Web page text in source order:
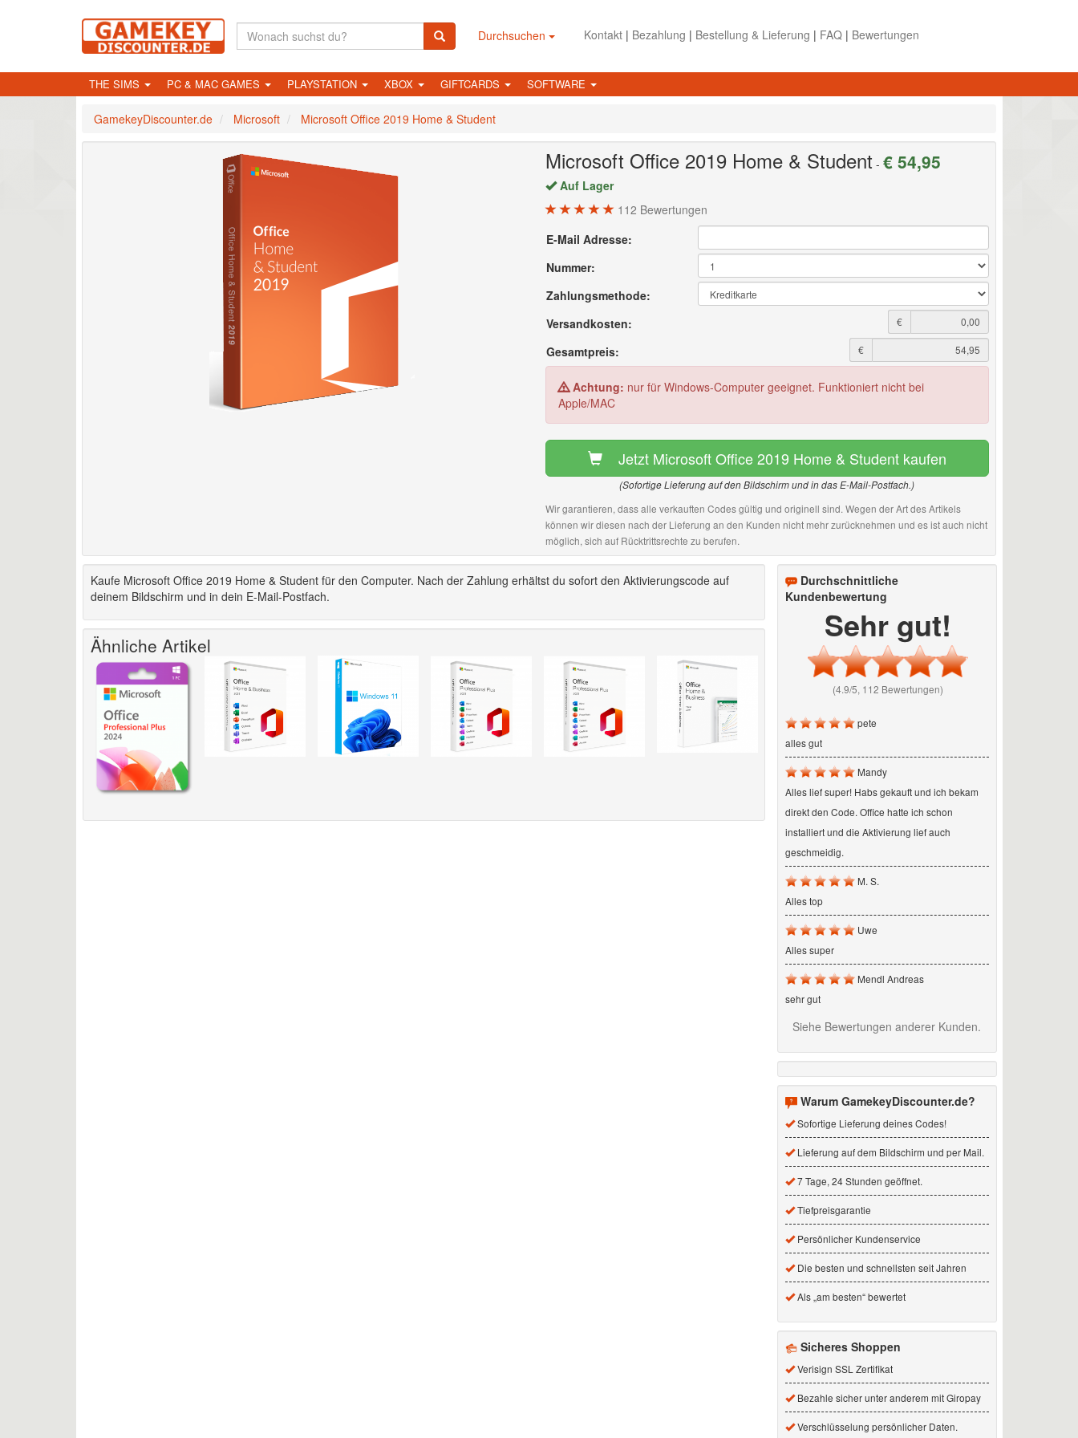
Durchsuchen Kontakt| Bezahlung | Bestellung & Lieferung | FAQ| Bewertungen
THE SIMS PC & MAC GAMES PLAYSTATION XBOX GIFTCARDS SOFTWARE
GamekeyDiscounter.de Microsoft Microsoft Office 2019 Home & Student
Microsoft Office 2019 Home & Student - € 54,95
Auf Lager
112 Bewertungen
E-Mail Adresse:
Nummer:
Zahlungsmethode:
Versandkosten:
€
Gesamtpreis: €
Achtung: nur für Windows-Computer geeignet. Funktioniert nicht bei
Apple/MAC
Jetzt Microsoft Office 2019 Home & Student kaufen
(Sofortige Lieferung auf den Bildschirm und in das E-Mail-Postfach.)
Wir garantieren, dass alle verkauften Codes gültig und originell sind. Wegen der Art des Artikels
können wir diesen nach der Lieferung an den Kunden nicht mehr zurücknehmen und es ist auch nicht
möglich, sich auf Rücktrittsrechte zu berufen.
Kaufe Microsoft Office 2019 Home & Student für den Computer. Nach der Zahlung erhältst du sofort den Aktivierungscode auf
deinem Bildschirm und in dein E-Mail-Postfach.
Ähnliche Artikel
Durchschnittliche
Kundenbewertung
Sehr gut!
(4.9/5, 112 Bewertungen)
pete
alles gut
Mandy
Alles lief super! Habs gekauft und ich bekam
direkt den Code. Office hatte ich schon
installiert und die Aktivierung lief auch
geschmeidig.
M. S.
Alles top
Uwe
Alles super
Mendl Andreas
sehr gut
Siehe Bewertungen anderer Kunden.
Warum GamekeyDiscounter.de?
Sofortige Lieferung deines Codes!
Lieferung auf dem Bildschirm und per Mail.
7 Tage, 24 Stunden geöffnet.
Tiefpreisgarantie
Persönlicher Kundenservice
Die besten und schnellsten seit Jahren
Als „am besten“ bewertet
Sicheres Shoppen
Verisign SSL Zertifikat
Bezahle sicher unter anderem mit Giropay
Verschlüsselung persönlicher Daten.